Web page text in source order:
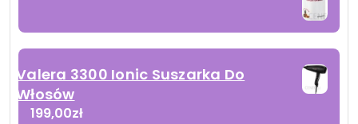
Valera 3300 Ionic Suszarka Do
Włosów
199,00zł